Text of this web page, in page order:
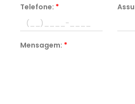
Telefone: *
Mensagem: *